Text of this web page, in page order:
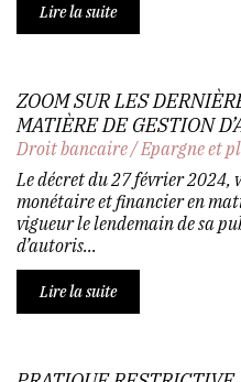
Lire la suite
ZOOM SUR LES
MATIÈRE DE GESTION
Droit bancaire/Epargne et
Le décret du 27 février 2024,
monétaire et financier en
vigueur le lendemain de sa
d’autoris...
Lire la suite